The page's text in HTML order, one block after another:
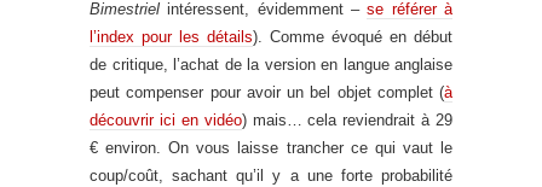
Bimestriel intéressent, évidemment –se référer à
l’index pour les détails). Comme évoqué en début
de critique, l’achat de la version en langue anglaise
peut compenser pour avoir un bel objet complet (à
découvrir ici en vidéo) mais… cela reviendrait à 29
€ environ. On vous laisse trancher ce qui vaut le
coup/coût, sachant qu’il y a une forte probabilité